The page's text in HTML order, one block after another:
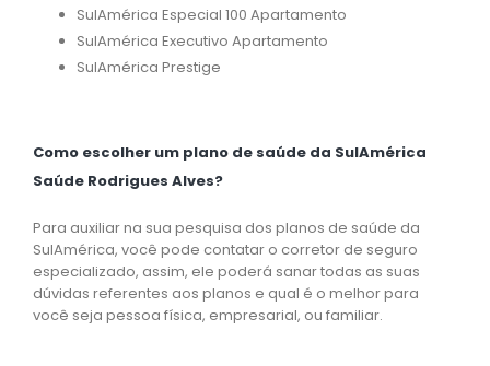
SulAmérica Especial 100 Apartamento
SulAmérica Executivo Apartamento
SulAmérica Prestige
Como escolher um plano de saúde da SulAmérica
Saúde Rodrigues Alves?
Para auxiliar na sua pesquisa dos planos de saúde da
SulAmérica, você pode contatar o corretor de seguro
especializado, assim, ele poderá sanar todas as suas
dúvidas referentes aos planos e qual é o melhor para
você seja pessoa física, empresarial, ou familiar.